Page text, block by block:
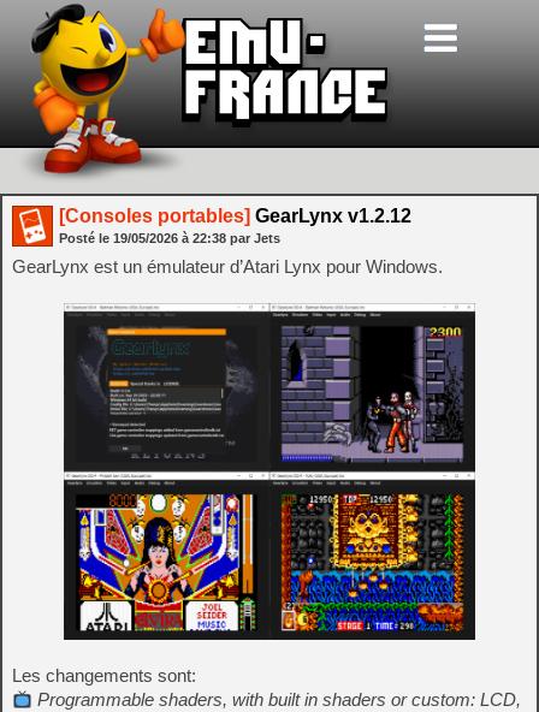
[Consoles portables] GearLynx v1.2.12
Posté le 19/05/2026 à 22:38 par Jets
GearLynx est un émulateur d’Atari Lynx pour Windows.
Les changements sont:
Programmable shaders, with built in shaders or custom: LCD,